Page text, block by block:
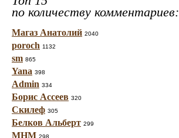
по количеству комментариев:
Магаз Анатолий 2040
poroch 1132
sm 865
Yana 398
Admin 334
Борис Ассеев 320
Скилеф 305
Белков Альберт 299
МНМ 298